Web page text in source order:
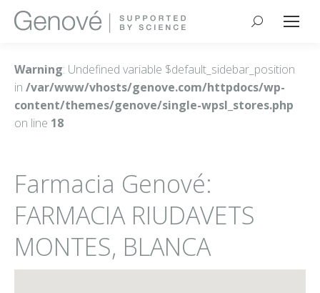
Buscar:
Warning: Undefined variable $default_sidebar_position
in /var/www/vhosts/genove.com/httpdocs/wp-
content/themes/genove/single-wpsl_stores.php
on line 18
Farmacia Genové:
FARMACIA RIUDAVETS
MONTES, BLANCA